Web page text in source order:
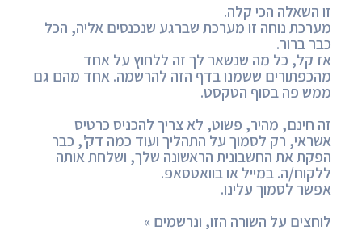
זו השאלה הכי קלה.
מערכת נוחה זו מערכת שברגע שנכנסים אליה, הכל
כבר ברור.
אז קל, כל מה שנשאר לך זה ללחוץ על אחד
מהכפתורים ששמנו בדף הזה להרשמה. אחד מהם גם
ממש פה בסוף הטקסט.
זה חינם, מהיר, פשוט, לא צריך להכניס כרטיס
אשראי, רק לסמוך על התהליך ועוד כמה דק', כבר
הפקת את החשבונית הראשונה שלך, ושלחת אותה
ללקוח/ה. במייל או בוואטסאפ.
אפשר לסמוך עלינו.
לוחצים על השורה הזו, ונרשמים »